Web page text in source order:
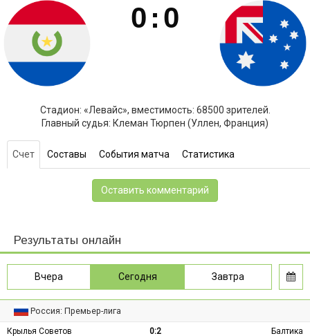
0 : 0
Стадион: «Левайс», вместимость: 68500 зрителей.
Главный судья: Клеман Тюрпен (Уллен, Франция)
Счет Составы События матча Статистика
Оставить комментарий
Результаты онлайн
Вчера Сегодня Завтра
Россия: Премьер-лига
Крылья Советов 0:2
Балтика